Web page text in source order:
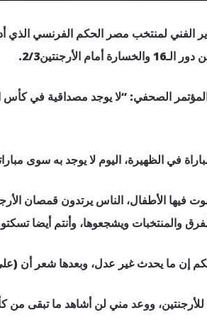
لمنتخب مصر الحكم الفرنسي الذي
الأرجنتين2/3.
الصحفي: “لا يوجد مصداقية في كأس
في الظهيرة، اليوم لا يوجد به سوى
فيها الأطفال، الناس يرتدون قمصان
والمنتخبات ويشجعوها، وأنتم أيضا
إن ما يحدث غير عدل، وبعدها شعر أن
ووعد مني لن أشاهد ما تبقى من